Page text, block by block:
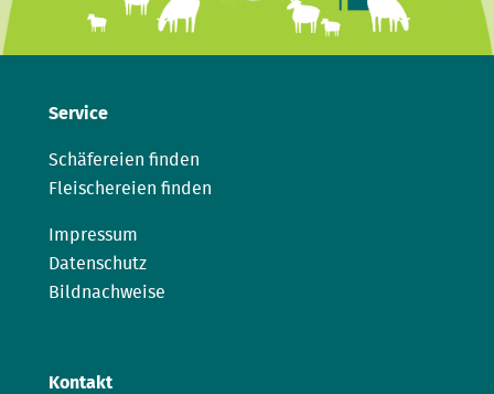
Service
Schäfereien finden
Fleischereien finden
Impressum
Datenschutz
Bildnachweise
Kontakt